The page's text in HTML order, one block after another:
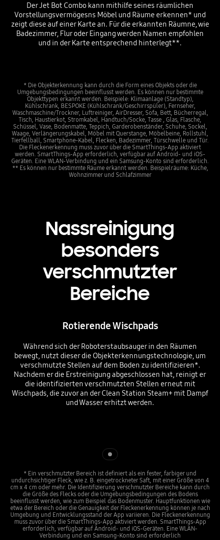
Der Jet Bot Combo kann mithilfe seines räumlichen
Vorstellungsvermögesns Möbel und Räume erkennen* und
zeigt diese auf einer Karte an. Für die erkannten Räumne, wie
Badezimmer, Flur oder Eingang werden Namen empfohlen
und in der Karte entsprechend hinterlegt**.
* Die Objekterkennung kann durch die Form eines Objekts oder die
Umgebungsbedingungen beeinflusst werden. Es können nur bestimmte
Objekttypen erkannt werden. Beispiele: Klimaanlage (Standtyp),
Kühlschrank, BESPOKE (Kühlschrank/Geschirrspüler), Fernseher,
Waschmaschine/Trockner, Luftreiniger, AirDresser, Sofa, Bett, Bücherregal,
Tisch, Haustierkot, Stromkabel, Handtuch/Socke, Tasse , Glas, Flasche,
Schüssel, Vase, Bodenmatte, Teppich, Garderobenständer, Schuhe, Sockel,
Waage, Verlängerungskabel, Möbel mit Querstange, Möbelbeine, Rollstuhl,
Tierfellball, Smartphone-Kabel, Flecken, Badezimmer, Türschwelle und Tür.
Die Fleckenerkennung muss zuvor über die SmartThings-App aktiviert
werden. SmartThings-App erforderlich, verfügbar auf Android- und iOS-
Geräten. Eine WLAN-Verbindung und ein Samsung-Konto sind erforderlich.
** Es können nur bestimmte Räume erkannt werden. Beispielräume: Küche,
Wohnzimmer und Schlafzimmer
Nassreinigung
besonders
verschmutzter
Bereiche
Rotierende Wischpads
Während sich der Roboterstaubsauger in den Räumen
bewegt, nutzt dieser die Objekterkennungstechnologie, um
verschmutzte Stellen auf dem Boden zu identifizieren*.
Nachdem er die Erstreinigung abgeschlossen hat, reinigt er
die identifizierten verschmutzten Stellen erneut mit
Wischpads, die zuvor an der Clean Station Steam+ mit Dampf
und Wasser erhitzt werden.
* Ein verschmutzter Bereich ist definiert als ein fester, farbiger und
undurchsichtiger Fleck, wie z. B. eingetrockneter Saft, mit einer Größe von 4
cm x 4 cm oder mehr. Die Identifizierung verschmutzter Bereiche kann durch
die Größe des Flecks oder die Umgebungsbedingungen des Bodens
beeinflusst werden, wie zum Beispiel das Bodenmuster. Hauptfunktionen wie
etwa der Bereich oder die Genauigkeit der Fleckenerkennung können je nach
Umgebung und Entwicklungsstand der App variieren. Die Fleckenerkennung
muss zuvor über die SmartThings-App aktiviert werden. SmartThings-App
erforderlich, verfügbar auf Android- und iOS-Geräten. Eine WLAN-
Verbindung und ein Samsung-Konto sind erforderlich